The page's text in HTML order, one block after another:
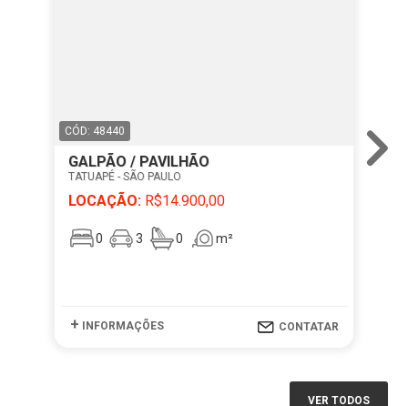
CÓD: 48440
GALPÃO / PAVILHÃO
TATUAPÉ - SÃO PAULO
LOCAÇÃO: R$14.900,00
0 3 0 m²
+ INFORMAÇÕES CONTATAR
VER TODOS